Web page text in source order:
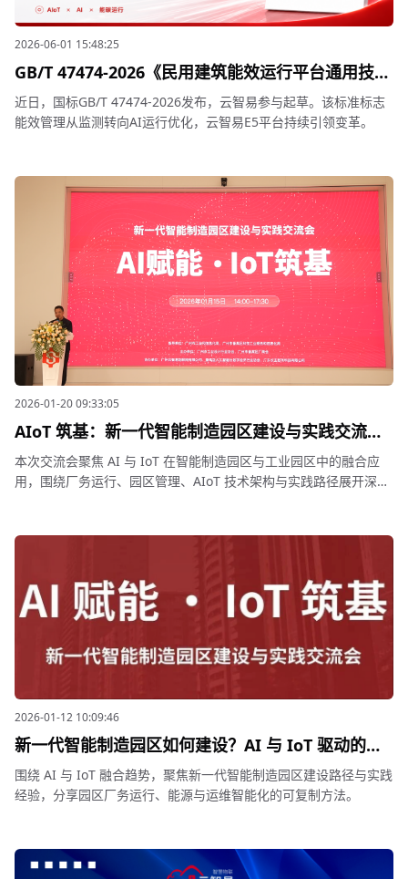
2026-06-01 15:48:25
GB/T 47474-2026《民用建筑能效运行平台通用技术
要求》正式发布，云智易参与起草
近日，国标GB/T 47474-2026发布，云智易参与起草。该标准标志
能效管理从监测转向AI运行优化，云智易E5平台持续引领变革。
2026-01-20 09:33:05
AIoT 筑基：新一代智能制造园区建设与实践交流会
圆满举行
本次交流会聚焦 AI 与 IoT 在智能制造园区与工业园区中的融合应
用，围绕厂务运行、园区管理、AIoT 技术架构与实践路径展开深入
2026-01-12 10:09:46
新一代智能制造园区如何建设？AI 与 IoT 驱动的园
区智能化实践交流会即将举办
围绕 AI 与 IoT 融合趋势，聚焦新一代智能制造园区建设路径与实践
经验，分享园区厂务运行、能源与运维智能化的可复制方法。